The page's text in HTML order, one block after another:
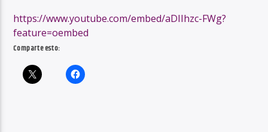
https://www.youtube.com/embed/aDIIhzc-FWg?
feature=oembed
Comparte esto: